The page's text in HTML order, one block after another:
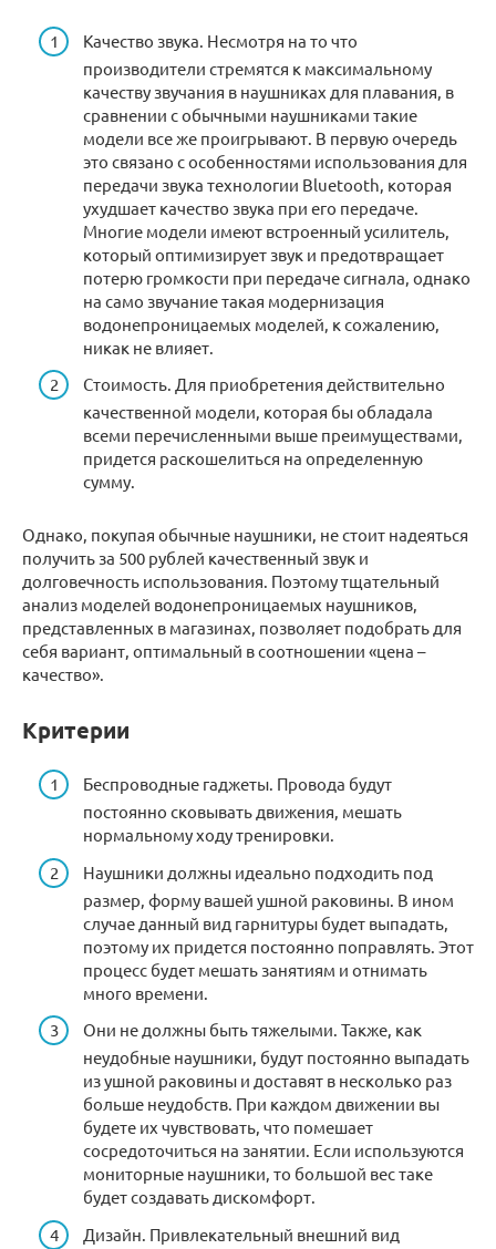
Качество звука. Несмотря на то что
производители стремятся к максимальному
качеству звучания в наушниках для плавания, в
сравнении с обычными наушниками такие
модели все же проигрывают. В первую очередь
это связано с особенностями использования для
передачи звука технологии Bluetooth, которая
ухудшает качество звука при его передаче.
Многие модели имеют встроенный усилитель,
который оптимизирует звук и предотвращает
потерю громкости при передаче сигнала, однако
на само звучание такая модернизация
водонепроницаемых моделей, к сожалению,
никак не влияет.
Стоимость. Для приобретения действительно
качественной модели, которая бы обладала
всеми перечисленными выше преимуществами,
придется раскошелиться на определенную
сумму.
Однако, покупая обычные наушники, не стоит надеяться
получить за 500 рублей качественный звук и
долговечность использования. Поэтому тщательный
анализ моделей водонепроницаемых наушников,
представленных в магазинах, позволяет подобрать для
себя вариант, оптимальный в соотношении «цена –
качество».
Критерии
Беспроводные гаджеты. Провода будут
постоянно сковывать движения, мешать
нормальному ходу тренировки.
Наушники должны идеально подходить под
размер, форму вашей ушной раковины. В ином
случае данный вид гарнитуры будет выпадать,
поэтому их придется постоянно поправлять. Этот
процесс будет мешать занятиям и отнимать
много времени.
Они не должны быть тяжелыми. Также, как
неудобные наушники, будут постоянно выпадать
из ушной раковины и доставят в несколько раз
больше неудобств. При каждом движении вы
будете их чувствовать, что помешает
сосредоточиться на занятии. Если используются
мониторные наушники, то большой вес таке
будет создавать дискомфорт.
Дизайн. Привлекательный внешний вид